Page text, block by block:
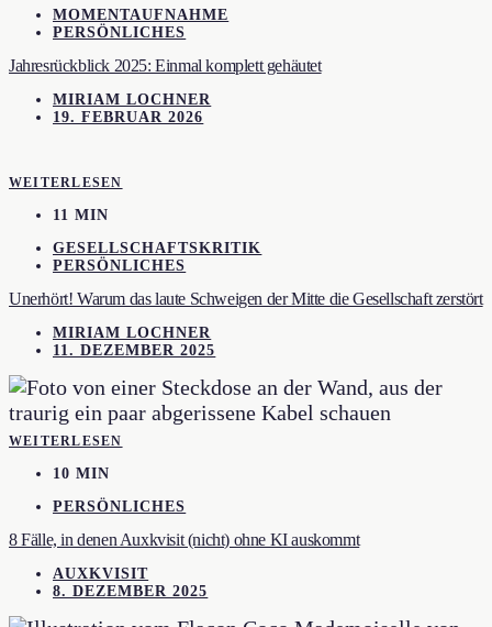
MOMENTAUFNAHME
PERSÖNLICHES
Jahresrückblick 2025: Einmal komplett gehäutet
MIRIAM LOCHNER
19. FEBRUAR 2026
WEITERLESEN
11 MIN
GESELLSCHAFTSKRITIK
PERSÖNLICHES
Unerhört! Warum das laute Schweigen der Mitte die Gesellschaft zerstört
MIRIAM LOCHNER
11. DEZEMBER 2025
WEITERLESEN
10 MIN
PERSÖNLICHES
8 Fälle, in denen Auxkvisit (nicht) ohne KI auskommt
AUXKVISIT
8. DEZEMBER 2025